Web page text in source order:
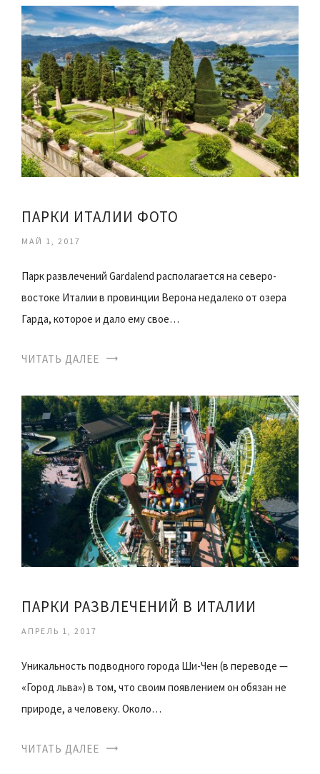
ПАРКИ ИТАЛИИ ФОТО
МАЙ 1, 2017
Парк развлечений Gardalend располагается на северо-
востоке Италии в провинции Верона недалеко от озера
Гарда, которое и дало ему свое…
ЧИТАТЬ ДАЛЕЕ
ПАРКИ РАЗВЛЕЧЕНИЙ В ИТАЛИИ
АПРЕЛЬ 1, 2017
Уникальность подводного города Ши-Чен (в переводе —
«Город льва») в том, что своим появлением он обязан не
природе, а человеку. Около…
ЧИТАТЬ ДАЛЕЕ